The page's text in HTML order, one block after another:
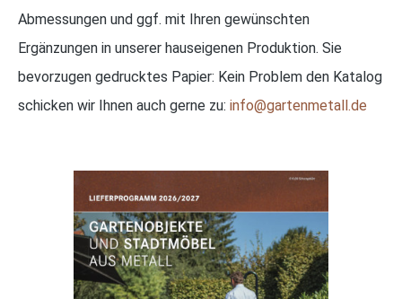
Abmessungen und ggf. mit Ihren gewünschten
Ergänzungen in unserer hauseigenen Produktion. Sie
bevorzugen gedrucktes Papier: Kein Problem den Katalog
schicken wir Ihnen auch gerne zu: info@gartenmetall.de